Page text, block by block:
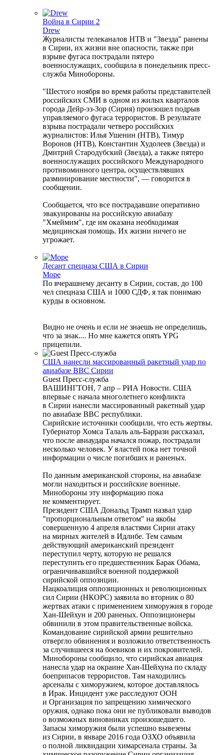
Война в Сирии 2
Drew
Журналисты телеканалов НТВ и "Звезда" ранены
в Сирии, их жизни вне опасности, также при
взрыве фугаса пострадали пятеро
военнослужащих, сообщила в понедельник пресс-
служба Минобороны.
"Шестого ноября во время работы представителей
российских СМИ в одном из жилых кварталов
города Дейр-эз-Зор (Сирия) произошел подрыв
управляемого фугаса террористов. В результате
взрыва пострадали четверо российских
журналистов: Илья Ушенин (НТВ), Тимур
Воронов (НТВ), Константин Худолеев (Звезда) и
Дмитрий Стародубский (Звезда), а также пятеро
военнослужащих российского Международного
противоминного центра, осуществлявших
разминирование местности", — говорится в
сообщении.
Сообщается, что все пострадавшие оперативно
эвакуированы на российскую авиабазу
"Хмеймим", где им оказана необходимая
медицинская помощь. Их жизни ничего не
угрожает.
Десант спецназа США в Сирии
Море
По вчерашнему десанту в Сирии, состав, до 100
чел спецназа США и 1000 СДФ, я так понимаю
курды в основном.
Видно не очень и если не знаешь не определишь,
что за знак.... Но мне кажется опять YPG
прицепили.
США нанесли массированный ракетный удар по
авиабазе ВВС Сирии
Guest Пресс-служба
ВАШИНГТОН, 7 апр – РИА Новости. США
впервые с начала многолетнего конфликта
в Сирии нанесли массированный ракетный удар
по авиабазе ВВС республики.
Сирийские источники сообщили, что есть жертвы.
Губернатор Хомса Талаль аль-Баррази рассказал,
что после авиаудара начался пожар, пострадали
несколько человек. У властей пока нет точной
информации о числе погибших и раненых.
По данным американской стороны, на авиабазе
могли находиться и российские военные.
Минобороны эту информацию пока
не комментирует.
Президент США Дональд Трамп назвал удар
"пропорциональным ответом" на якобы
совершенную 4 апреля властями Сирии атаку
на мирных жителей в Идлибе. Тем самым
действующий американский президент
переступил черту, которую не решался
переступить его предшественник Барак Обама,
ограничивавшийся военной поддержкой
сирийской оппозиции.
Нацкоалиция оппозиционных и революционных
сил Сирии (НКОРС) заявила во вторник о 80
жертвах атаки с применением химоружия в городе
Хан-Шейхун и 200 раненых. Оппозиционеры
обвинили в этом правительственные войска.
Командование сирийской армии решительно
отвергло обвинения и возложило ответственность
за случившееся на боевиков и их покровителей.
Минобороны сообщило, что сирийская авиация
нанесла удар на окраине Хан-Шейхуна по складу
боеприпасов террористов. Там находились
арсеналы с химоружием, которое доставлялось
в Ирак. Инцидент уже расследуют ООН
и Организация по запрещению химического
оружия, однако пока они не публиковали выводов
о возможных виновниках произошедшего.
Запасы химоружия были успешно вывезены
из Сирии, в январе 2016 года ОЗХО объявила
о полной ликвидации химарсенала страны. За